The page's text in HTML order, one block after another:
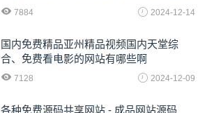
注入新动力
7884 2024-12-14
国内免费精品亚州精品视频国内天堂综
合、免费看电影的网站有哪些啊
7128 2024-12-09
各种免费源码共享网站 - 成品网站源码